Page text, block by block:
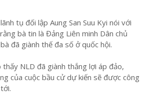
tụ đối lập Aung San Suu Kyi nói với
bà tin là Đảng Liên minh Dân chủ
đã giành thế đa số ở quốc hội.
thấy NLD đã giành thắng lợi áp đảo,
của cuộc bầu cử dự kiến sẽ được công